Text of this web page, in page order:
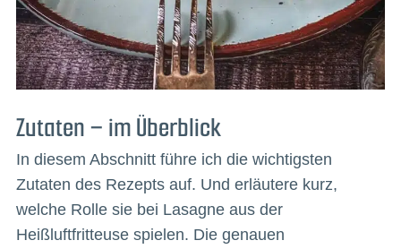
Zutaten – im Überblick
In diesem Abschnitt führe ich die wichtigsten
Zutaten des Rezepts auf. Und erläutere kurz,
welche Rolle sie bei Lasagne aus der
Heißluftfritteuse spielen. Die genauen